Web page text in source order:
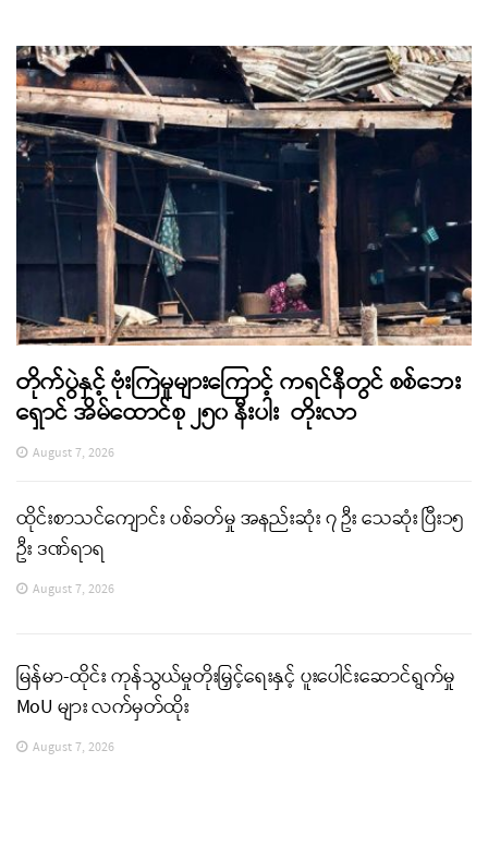
တိုက်ပွဲနှင့် ဗုံးကြဲမှုများကြောင့် ကရင်နီတွင် စစ်ဘေး
ရှောင် အိမ်ထောင်စု ၂၅၀ နီးပါး တိုးလာ
August 7, 2026
ထိုင်းစာသင်ကျောင်း ပစ်ခတ်မှု အနည်းဆုံး ၇ ဦး သေဆုံး ပြီး၁၅
ဦး ဒဏ်ရာရ
August 7, 2026
မြန်မာ-ထိုင်း ကုန်သွယ်မှုတိုးမြှင့်ရေးနှင့် ပူးပေါင်းဆောင်ရွက်မှု
MoU များ လက်မှတ်ထိုး
August 7, 2026